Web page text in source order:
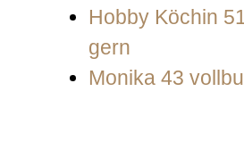
Hobby Köchin
gern
Monika 43